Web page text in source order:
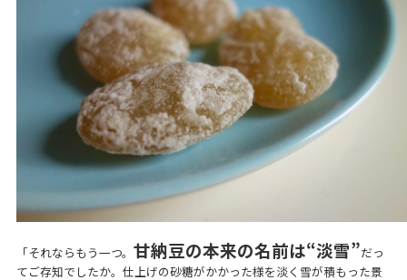
「それならもう一つ。 甘納豆の本来の名前は“淡雪”だっ
てご存知でしたか。仕上げの砂糖がかかった様を淡く雪が積もった景